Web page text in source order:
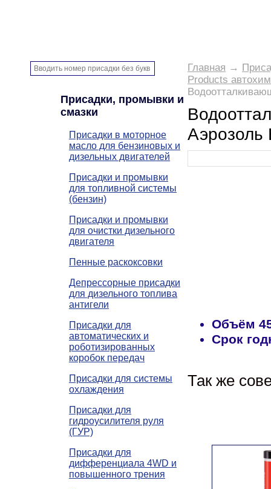
Главная →
Products
Аэрозоль
Объём
Срок
Так же
Присадки, промывки и
смазки
Присадки в моторное
масло для бензиновых и
дизельных двигателей
Присадки и промывки
для топливной системы
(бензин)
Присадки и промывки
для очистки дизельного
двигателя
Пенные раскоксовки
Депрессорные присадки
для дизельного топлива
антигели
Присадки для
автоматических и
роботизированных
коробок передач
Присадки для системы
охлаждения
Присадки для
гидроусилителя руля
(ГУР)
Присадки для
дифференциала 4WD и
повышенного трения